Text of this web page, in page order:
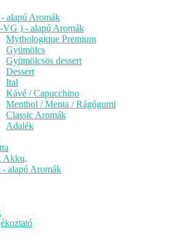
alapú Aromák
VG ) - alapú Aromák
Mythologique Premium
Gyümölcs
Gyümölcsös dessert
Dessert
Ital
Kávé / Capucchino
Menthol / Menta / Rágógumi
Classic Aromák
Adalék
Akku,
alapú Aromák